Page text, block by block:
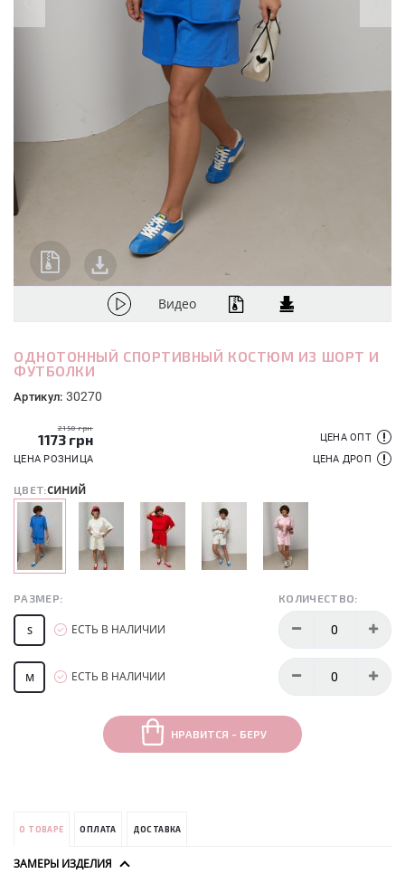
Видео
ОДНОТОННЫЙ СПОРТИВНЫЙ КОСТЮМ ИЗ ШОРТ И
ФУТБОЛКИ
Артикул: 30270
2150 грн
1173 грн
ЦЕНА РОЗНИЦА
ЦЕНА ОПТ
ЦЕНА ДРОП
ЦВЕТ:синий
РАЗМЕР: КОЛИЧЕСТВО:
S ЕСТЬ В НАЛИЧИИ
M ЕСТЬ В НАЛИЧИИ
НРАВИТСЯ - БЕРУ
О ТОВАРЕ ОПЛАТА ДОСТАВКА
ЗАМЕРЫ ИЗДЕЛИЯ